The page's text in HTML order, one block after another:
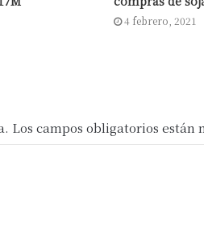
4 febrero, 2021
Los campos obligatorios están